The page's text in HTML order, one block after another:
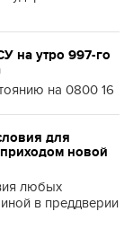
на утро 997-го
на 0800 16
для
новой
любых
в преддверии